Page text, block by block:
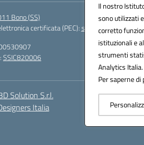
Il nostro
sono utilizzati
corretto
istituzionali e
strumenti
Analytics Italia.
Per saperne
Bono (SS)
certificata (PEC):
SSIC820006
Solution S.r.l.
Italia